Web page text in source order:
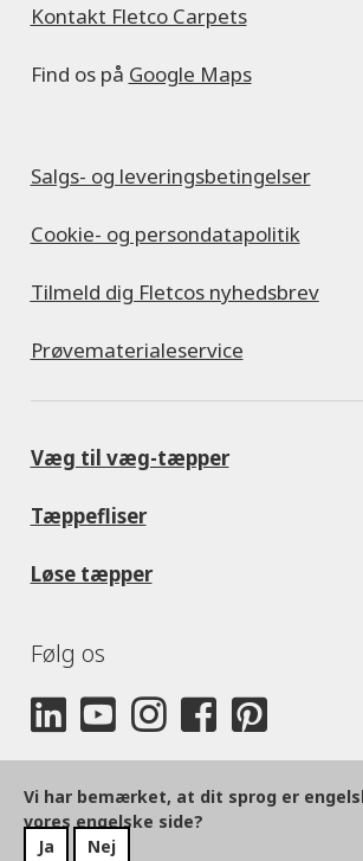
Kontakt Fletco Carpets
Find os på Google Maps
Salgs- og leveringsbetingelser
Cookie- og persondatapolitik
Tilmeld dig Fletcos nyhedsbrev
Prøvematerialeservice
Væg til væg-tæpper
Tæppefliser
Løse tæpper
Følg os
Vi har bemærket, at dit sprog er
vores engelske side?
Ja
Nej